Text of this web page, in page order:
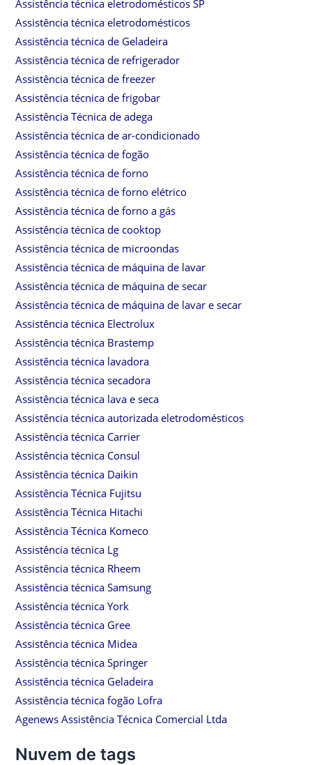
Assistência técnica eletrodomésticos SP
Assistência técnica eletrodomésticos
Assistência técnica de Geladeira
Assistência técnica de refrigerador
Assistência técnica de freezer
Assistência técnica de frigobar
Assistência Técnica de adega
Assistência técnica de ar-condicionado
Assistência técnica de fogão
Assistência técnica de forno
Assistência técnica de forno elétrico
Assistência técnica de forno a gás
Assistência técnica de cooktop
Assistência técnica de microondas
Assistência técnica de máquina de lavar
Assistência técnica de máquina de secar
Assistência técnica de máquina de lavar e secar
Assistência técnica Electrolux
Assistência técnica Brastemp
Assistência técnica lavadora
Assistência técnica secadora
Assistência técnica lava e seca
Assistência técnica autorizada eletrodomésticos
Assistência técnica Carrier
Assistência técnica Consul
Assistência técnica Daikin
Assistência Técnica Fujitsu
Assistência Técnica Hitachi
Assistência Técnica Komeco
Assistência técnica Lg
Assistência técnica Rheem
Assistência técnica Samsung
Assistência técnica York
Assistência técnica Gree
Assistência técnica Midea
Assistência técnica Springer
Assistência técnica Geladeira
Assistência técnica fogão Lofra
Agenews Assistência Técnica Comercial Ltda
Nuvem de tags